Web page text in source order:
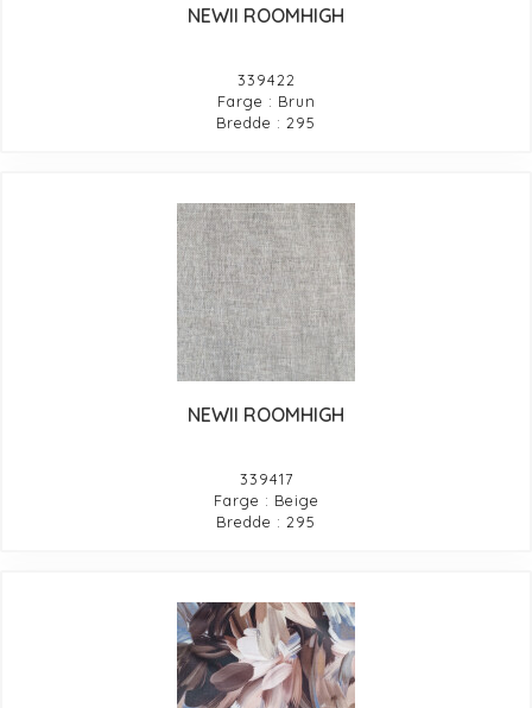
NEWII ROOMHIGH
339422
Farge : Brun
Bredde : 295
NEWII ROOMHIGH
339417
Farge : Beige
Bredde : 295